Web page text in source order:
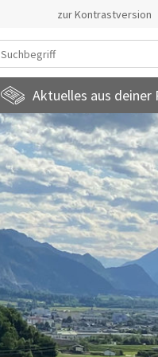
zur Kontrastversion
Aktuelles aus deiner
Stadtmagazin
familienfreundlichegemeinde
Europainformationen